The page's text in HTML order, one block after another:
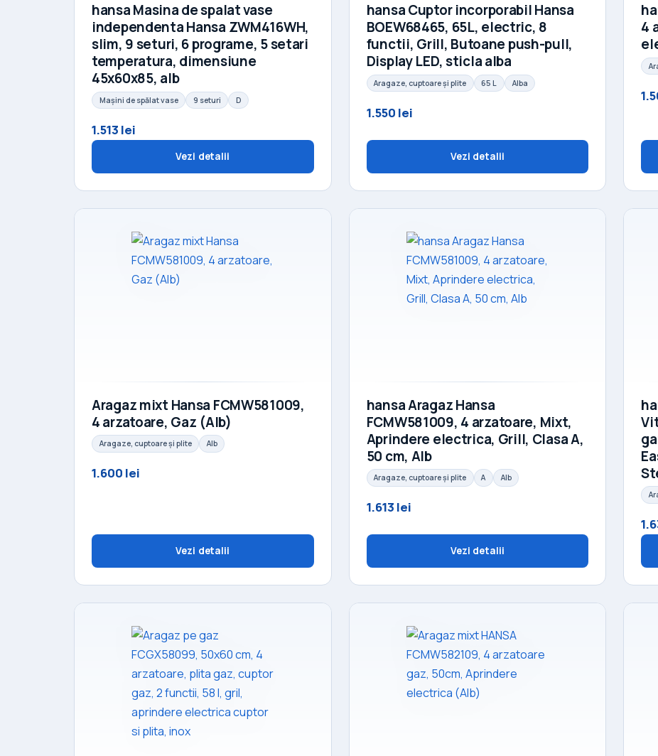
hansa Masina de spalat vase
independenta Hansa ZWM416WH,
slim, 9 seturi, 6 programe, 5 setari
temperatura, dimensiune
45x60x85, alb
Mașini de spălat vase 9 seturi D
1.513 lei
Vezi detalii
hansa Cuptor incorporabil Hansa
BOEW68465, 65L, electric, 8
functii, Grill, Butoane push-pull,
Display LED, sticla alba
Aragaze, cuptoare și plite 65 L Alba
1.550 lei
Vezi detalii
4
Aragaz mixt Hansa FCMW581009,
4 arzatoare, Gaz (Alb)
Aragaze, cuptoare și plite Alb
1.600 lei
Vezi detalii
hansa Aragaz Hansa
FCMW581009, 4 arzatoare, Mixt,
Aprindere electrica, Grill, Clasa A,
50 cm, Alb
Aragaze, cuptoare și plite A Alb
1.613 lei
Vezi detalii